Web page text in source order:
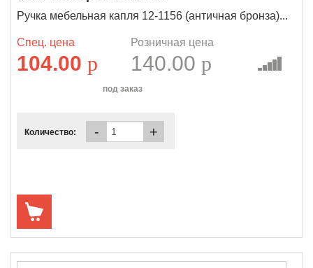
Ручка мебельная капля 12-1156 (античная бронза)...
Спец. цена
104.00 p
Розничная цена
140.00 p
под заказ
Количество: - +